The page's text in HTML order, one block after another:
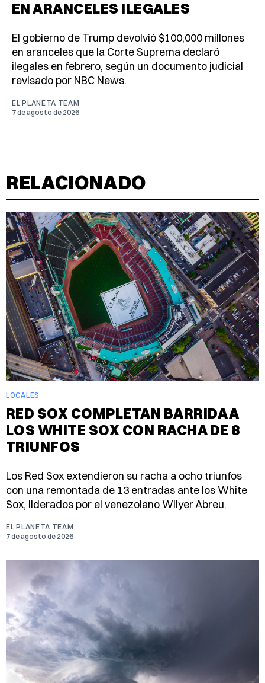
EN ARANCELES ILEGALES
El gobierno de Trump devolvió $100,000 millones
en aranceles que la Corte Suprema declaró
ilegales en febrero, según un documento judicial
revisado por NBC News.
EL PLANETA TEAM
7 de agosto de 2026
RELACIONADO
LOCALES
RED SOX COMPLETAN BARRIDA A
LOS WHITE SOX CON RACHA DE 8
TRIUNFOS
Los Red Sox extendieron su racha a ocho triunfos
con una remontada de 13 entradas ante los White
Sox, liderados por el venezolano Wilyer Abreu.
EL PLANETA TEAM
7 de agosto de 2026